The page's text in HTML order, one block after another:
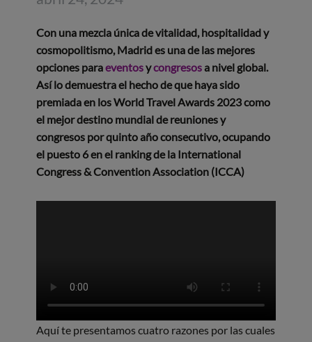
Con una mezcla única de vitalidad, hospitalidad y
cosmopolitismo, Madrid es una de las mejores
opciones paraeventosycongresosa nivel global.
Así lo demuestra el hecho de que haya sido
premiada en los World Travel Awards 2023 como
el mejor destino mundial de reuniones y
congresos por quinto año consecutivo, ocupando
el puesto 6 en el ranking de la International
Congress & Convention Association (ICCA)
Aquí te presentamos cuatro razones por las cuales